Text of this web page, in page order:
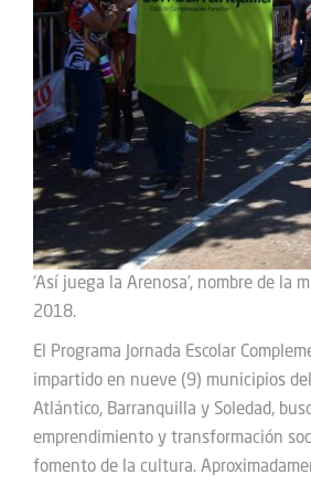
‘Así juega la Arenosa’, nombre de la
2018.
El Programa Jornada Escolar
impartido en nueve (9) municipios
Atlántico, Barranquilla y Soledad,
emprendimiento y transformación
fomento de la cultura.